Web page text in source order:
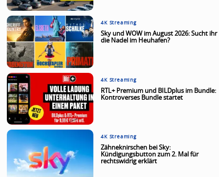
4K Streaming
Sky und WOW im August 2026: Sucht ihr
die Nadel im Heuhafen?
4K Streaming
RTL+ Premium und BILDplus im Bundle:
Kontroverses Bundle startet
4K Streaming
Zähneknirschen bei Sky:
Kündigungsbutton zum 2. Mal für
rechtswidrig erklärt